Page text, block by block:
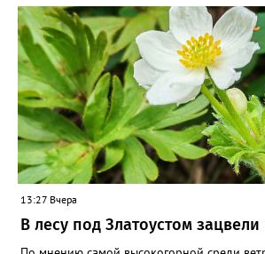
13:27 Вчера
В лесу под Златоустом